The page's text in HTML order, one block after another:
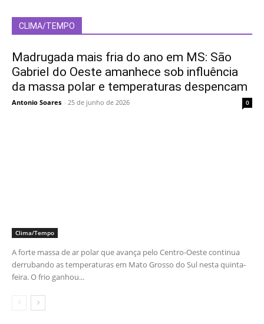
CLIMA/TEMPO
Madrugada mais fria do ano em MS: São
Gabriel do Oeste amanhece sob influência
da massa polar e temperaturas despencam
Antonio Soares - 25 de junho de 2026 0
Clima/Tempo
A forte massa de ar polar que avança pelo Centro-Oeste continua
derrubando as temperaturas em Mato Grosso do Sul nesta quinta-
feira. O frio ganhou...